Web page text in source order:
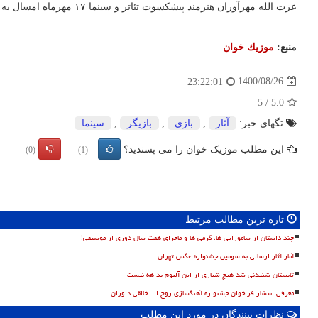
عزت الله مهرآوران هنرمند پیشکسوت تئاتر و سینما ۱۷ مهرماه امسال به سبب کرونا فوت کرد.
منبع: موزیك خوان
1400/08/26
23:22:01
5.0
/
5
تگهای خبر:
آثار , بازی , بازیگر , سینما
این مطلب موزیک خوان را می پسندید؟ (1)
(0)
تازه ترین مطالب مرتبط
چند داستان از سامورایی ها، گرمی ها و ماجرای هفت سال دوری از موسیقی!
آمار آثار ارسالی به سومین جشنواره عکس تهران
تابستان شنیدنی شد هیچ شیاری از این آلبوم بداهه نیست
معرفی انتشار فراخوان جشنواره آهنگسازی روح ا... خالقی داوران
نظرات بینندگان در مورد این مطلب